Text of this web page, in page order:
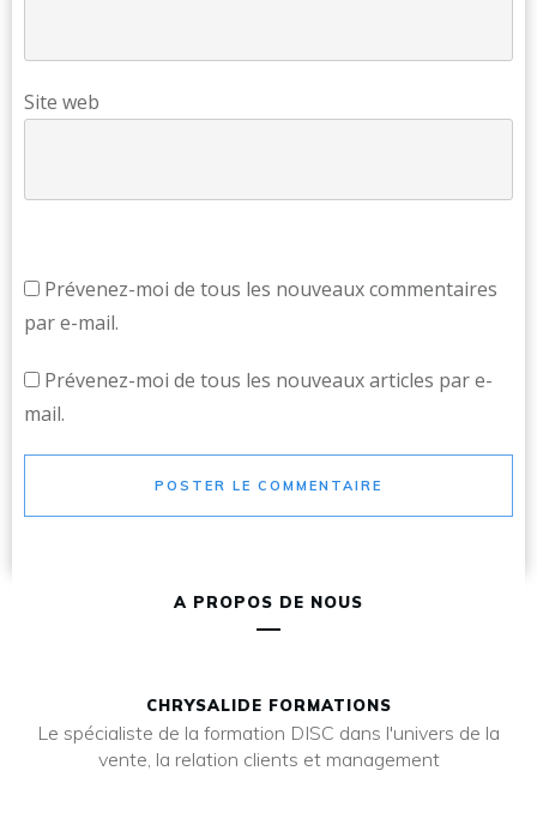
Site web
Prévenez-moi de tous les nouveaux commentaires
par e-mail.
Prévenez-moi de tous les nouveaux articles par e-
mail.
POSTER LE COMMENTAIRE
A PROPOS DE NOUS
CHRYSALIDE FORMATIONS
Le spécialiste de la formation DISC dans l'univers de la
vente, la relation clients et management